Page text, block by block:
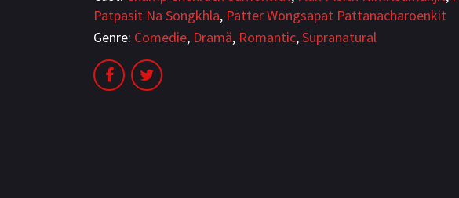
Patpasit Na Songkhla, Patter Wongsapat Pattanacharoenkit
Genre: Comedie, Dramă, Romantic,Supranatural